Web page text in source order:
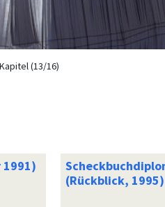
Kapitel (13/16)
(Rückblick, 1995)